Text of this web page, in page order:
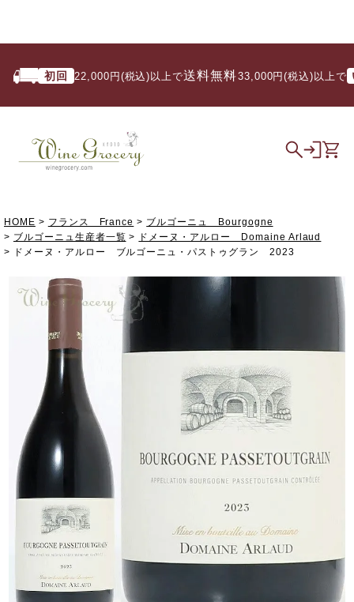
初回 22,000円(税込)以上で 送料無料/ 33,000円(税込)以上で い
HOME フランス France
ブルゴーニュ Bourgogne
ブルゴーニュ生産者一覧
ドメーヌ・アルロー Domaine Arlaud
ドメーヌ・アルロー ブルゴーニュ・パストゥグラン 2023